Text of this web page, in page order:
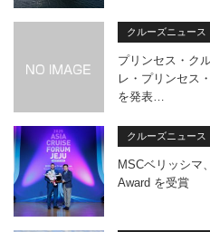
クルーズニュース
プリンセス・ク
レ・プリンセス
を発表…
クルーズニュース
MSCベリッシマ
Award を受賞